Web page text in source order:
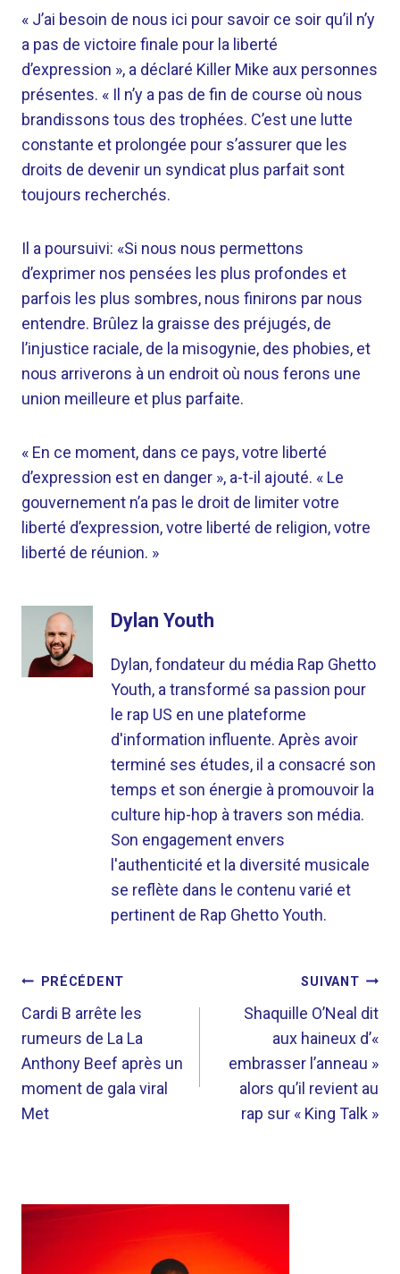
« J’ai besoin de nous ici pour savoir ce soir qu’il n’y
a pas de victoire finale pour la liberté
d’expression », a déclaré Killer Mike aux personnes
présentes. « Il n’y a pas de fin de course où nous
brandissons tous des trophées. C’est une lutte
constante et prolongée pour s’assurer que les
droits de devenir un syndicat plus parfait sont
toujours recherchés.
Il a poursuivi: «Si nous nous permettons
d’exprimer nos pensées les plus profondes et
parfois les plus sombres, nous finirons par nous
entendre. Brûlez la graisse des préjugés, de
l’injustice raciale, de la misogynie, des phobies, et
nous arriverons à un endroit où nous ferons une
union meilleure et plus parfaite.
« En ce moment, dans ce pays, votre liberté
d’expression est en danger », a-t-il ajouté. « Le
gouvernement n’a pas le droit de limiter votre
liberté d’expression, votre liberté de religion, votre
liberté de réunion. »
Dylan Youth
Dylan, fondateur du média Rap Ghetto
Youth, a transformé sa passion pour
le rap US en une plateforme
d'information influente. Après avoir
terminé ses études, il a consacré son
temps et son énergie à promouvoir la
culture hip-hop à travers son média.
Son engagement envers
l'authenticité et la diversité musicale
se reflète dans le contenu varié et
pertinent de Rap Ghetto Youth.
NAVIGATION
DE
L’ARTICLE
PRÉCÉDENT
Cardi B arrête les
rumeurs de La La
Anthony Beef après un
moment de gala viral
Met
SUIVANT
Shaquille O’Neal dit
aux haineux d’«
embrasser l’anneau »
alors qu’il revient au
rap sur « King Talk »